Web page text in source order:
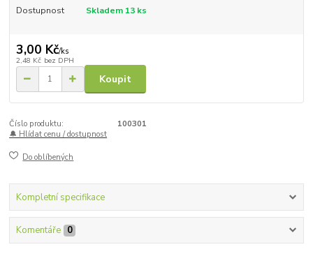
Dostupnost Skladem 13 ks
3,00 Kč/ks
2,48 Kč bez DPH
Koupit
Číslo produktu:
100301
🔔 Hlídat cenu / dostupnost
Do oblíbených
Kompletní specifikace
Komentáře 0